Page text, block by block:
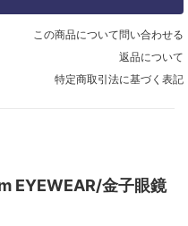
この商品について問い合わせる
返品について
特定商取引法に基づく表記
EYEWEAR/金子眼鏡